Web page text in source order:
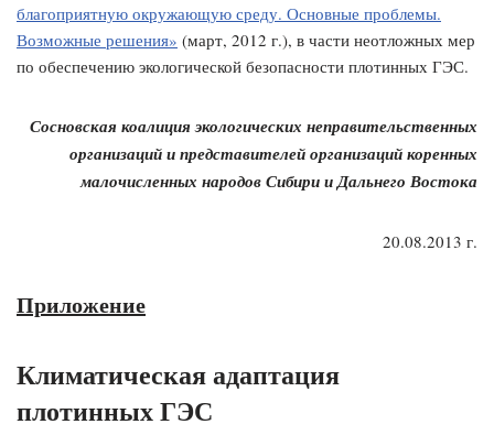
благоприятную окружающую среду. Основные проблемы.
Возможные решения» (март, 2012 г.), в части неотложных мер
по обеспечению экологической безопасности плотинных ГЭС.
Сосновская коалиция экологических неправительственных
организаций и представителей организаций коренных
малочисленных народов Сибири и Дальнего Востока
20.08.2013 г.
Приложение
Климатическая адаптация
плотинных ГЭС